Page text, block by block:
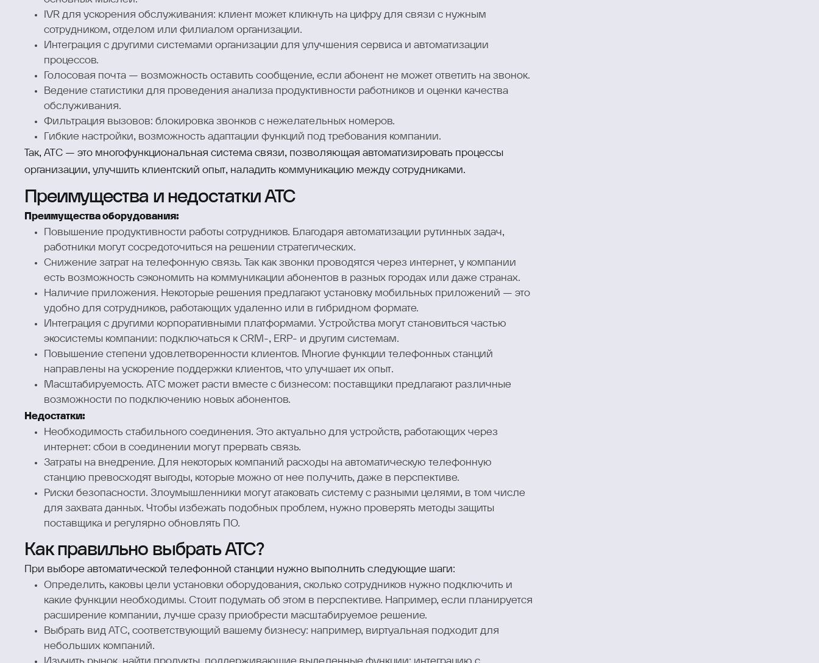
IVR для ускорения обслуживания: клиент может кликнуть на цифру для связи с нужным
сотрудником, отделом или филиалом организации.
Интеграция с другими системами организации для улучшения сервиса и автоматизации
процессов.
Голосовая почта — возможность оставить сообщение, если абонент не может ответить на звонок.
Ведение статистики для проведения анализа продуктивности работников и оценки качества
обслуживания.
Фильтрация вызовов: блокировка звонков с нежелательных номеров.
Гибкие настройки, возможность адаптации функций под требования компании.
Так, АТС — это многофункциональная система связи, позволяющая автоматизировать процессы
организации, улучшить клиентский опыт, наладить коммуникацию между сотрудниками.
Преимущества и недостатки АТС
Преимущества оборудования:
Повышение продуктивности работы сотрудников. Благодаря автоматизации рутинных задач,
работники могут сосредоточиться на решении стратегических.
Снижение затрат на телефонную связь. Так как звонки проводятся через интернет, у компании
есть возможность сэкономить на коммуникации абонентов в разных городах или даже странах.
Наличие приложения. Некоторые решения предлагают установку мобильных приложений — это
удобно для сотрудников, работающих удаленно или в гибридном формате.
Интеграция с другими корпоративными платформами. Устройства могут становиться частью
экосистемы компании: подключаться к CRM-, ERP- и другим системам.
Повышение степени удовлетворенности клиентов. Многие функции телефонных станций
направлены на ускорение поддержки клиентов, что улучшает их опыт.
Масштабируемость. АТС может расти вместе с бизнесом: поставщики предлагают различные
возможности по подключению новых абонентов.
Недостатки:
Необходимость стабильного соединения. Это актуально для устройств, работающих через
интернет: сбои в соединении могут прервать связь.
Затраты на внедрение. Для некоторых компаний расходы на автоматическую телефонную
станцию превосходят выгоды, которые можно от нее получить, даже в перспективе.
Риски безопасности. Злоумышленники могут атаковать систему с разными целями, в том числе
для захвата данных. Чтобы избежать подобных проблем, нужно проверять методы защиты
поставщика и регулярно обновлять ПО.
Как правильно выбрать АТС?
При выборе автоматической телефонной станции нужно выполнить следующие шаги:
Определить, каковы цели установки оборудования, сколько сотрудников нужно подключить и
какие функции необходимы. Стоит подумать об этом в перспективе. Например, если планируется
расширение компании, лучше сразу приобрести масштабируемое решение.
Выбрать вид АТС, соответствующий вашему бизнесу: например, виртуальная подходит для
небольших компаний.
Изучить рынок, найти продукты, поддерживающие выделенные функции: интеграцию с